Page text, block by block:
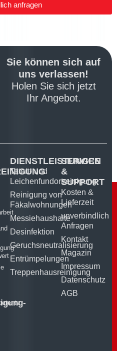
anfragen
Sie können sich auf
uns verlassen!
Holen Sie sich jetzt
Ihr Angebot.
DIENSTLEISTUNGEN
Tatort- und
Leichenfundortreinigung
Reinigung von
Fäkalwohnungen
Messiehaushalte
Desinfektion
Geruchsneutralisierung
Entrümpelungen
Treppenhausreinigung
SERVICE
&
SUPPORT
Kosten &
Lieferzeit
unverbindlich
Anfragen
Kontakt
Magazin
Impressum
Datenschutz
AGB